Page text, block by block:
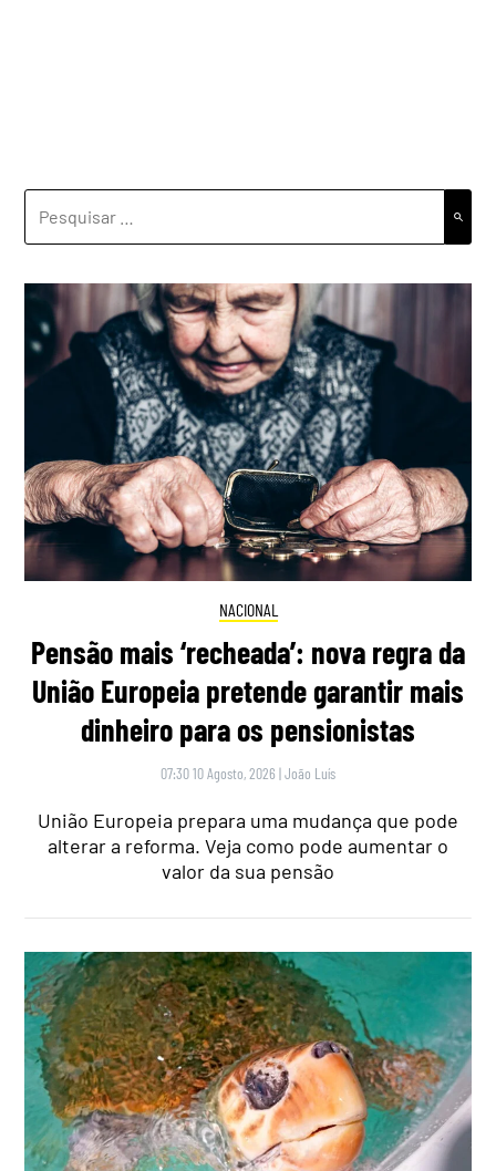
POR:
NACIONAL
Pensão mais ‘recheada’: nova regra da
União Europeia pretende garantir mais
dinheiro para os pensionistas
07:30 10 Agosto, 2026 |João Luís
União Europeia prepara uma mudança que pode
alterar a reforma. Veja como pode aumentar o
valor da sua pensão